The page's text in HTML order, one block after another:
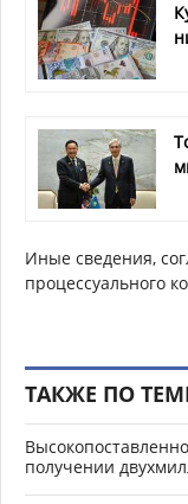
Иные сведения,
процессуального
ТАКЖЕ ПО
получении